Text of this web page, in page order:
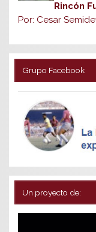
Rincón
Por: Cesar
Grupo Facebook
Un proyecto de: